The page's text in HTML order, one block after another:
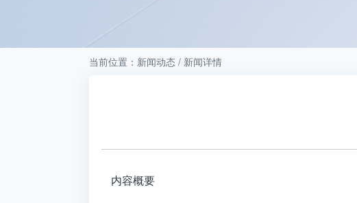
当前位置：新闻动态 / 新闻详情
内容概要